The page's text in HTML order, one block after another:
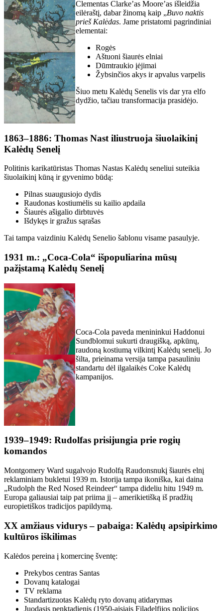
Clementas Clarke’as Moore’as išleidžia
eilėraštį, dabar žinomą kaip „Buvo naktis
prieš Kalėdas. Jame pristatomi pagrindiniai
elementai:
Rogės
Aštuoni šiaurės elniai
Dūmtraukio įėjimai
Žybsinčios akys ir apvalus varpelis
Šiuo metu Kalėdų Senelis vis dar yra elfo
dydžio, tačiau transformacija prasidėjo.
1863–1886: Thomas Nast iliustruoja šiuolaikinį
Kalėdų Senelį
Politinis karikatūristas Thomas Nastas Kalėdų seneliui suteikia
šiuolaikinį kūną ir gyvenimo būdą:
Pilnas suaugusiojo dydis
Raudonas kostiumėlis su kailio apdaila
Šiaurės ašigalio dirbtuvės
Išdykęs ir gražus sąrašas
Tai tampa vaizdiniu Kalėdų Senelio šablonu visame pasaulyje.
1931 m.: „Coca-Cola“ išpopuliarina mūsų
pažįstamą Kalėdų Senelį
Coca-Cola paveda menininkui Haddonui
Sundblomui sukurti draugišką, apkūnų,
raudoną kostiumą vilkintį Kalėdų senelį. Jo
šilta, prieinama versija tampa pasauliniu
standartu dėl ilgalaikės Coke Kalėdų
kampanijos.
1939–1949: Rudolfas prisijungia prie rogių
komandos
Montgomery Ward sugalvojo Rudolfą Raudonsnukį šiaurės elnį
reklaminiam bukletui 1939 m. Istorija tampa ikoniška, kai daina
„Rudolph the Red Nosed Reindeer“ tampa dideliu hitu 1949 m.
Europa galiausiai taip pat priima jį – amerikietišką iš pradžių
europietiškos tradicijos papildymą.
XX amžiaus vidurys – pabaiga: Kalėdų apsipirkimo
kultūros iškilimas
Kalėdos pereina į komercinę šventę:
Prekybos centras Santas
Dovanų katalogai
TV reklama
Standartizuotas Kalėdų ryto dovanų atidarymas
Juodasis penktadienis (1950-aisiais Filadelfijos policijos